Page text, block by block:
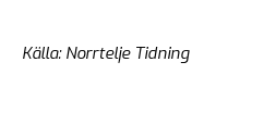
Källa: Norrtelje Tidning